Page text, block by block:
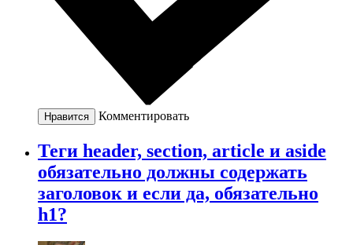
Нравится Комментировать
Теги header, section, article и aside
обязательно должны содержать
заголовок и если да, обязательно
h1?